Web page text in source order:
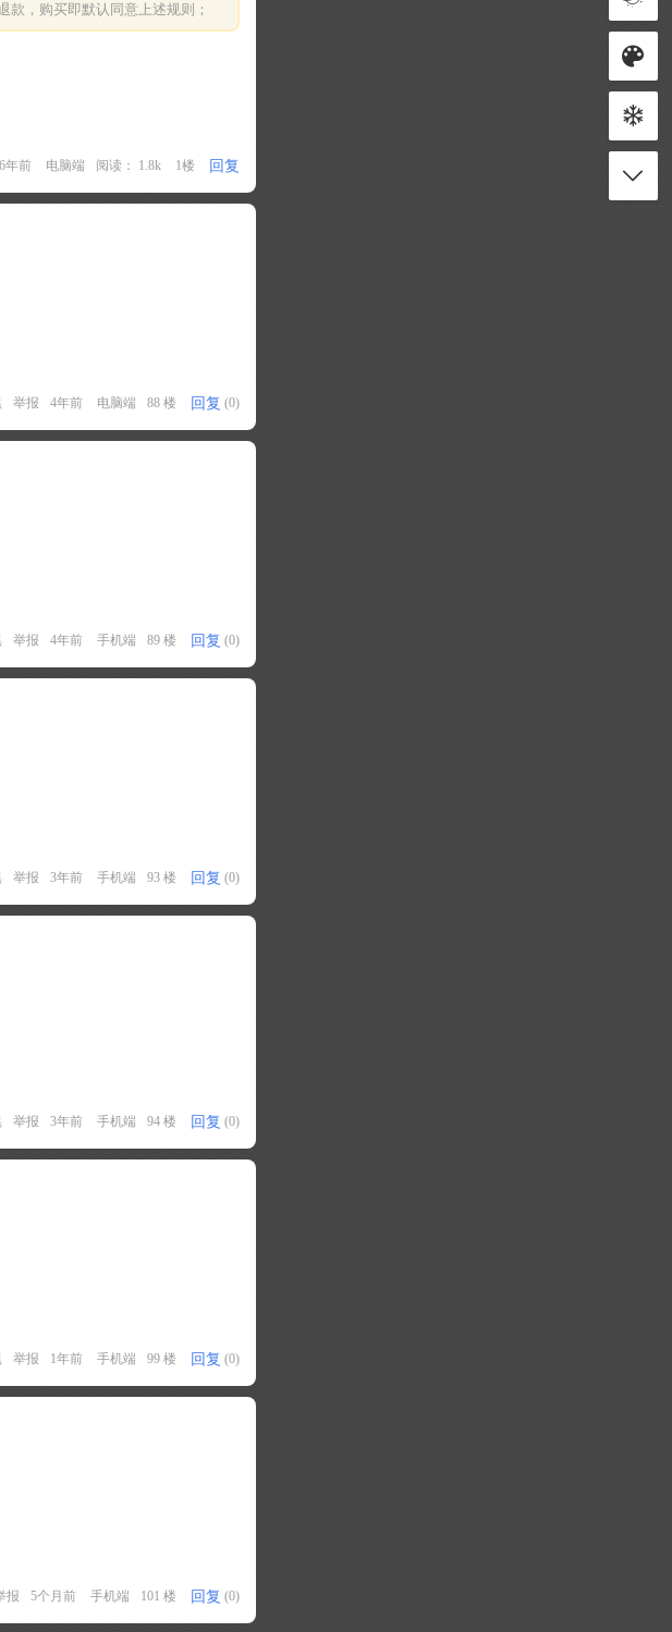
款，购买即默认同意上述规则；
6年前 电脑端 阅读： 1.8k 1楼 回复
举报 4年前 电脑端 88 楼 回复 (0)
举报 4年前 手机端 89 楼 回复 (0)
举报 3年前 手机端 93 楼 回复 (0)
举报 3年前 手机端 94 楼 回复 (0)
举报 1年前 手机端 99 楼 回复 (0)
报 5个月前 手机端 101 楼 回复 (0)